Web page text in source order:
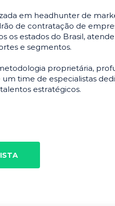
em headhunter de
de contratação de
os estados do Brasil,
e segmentos.
proprietária,
time de especialistas
estratégicos.